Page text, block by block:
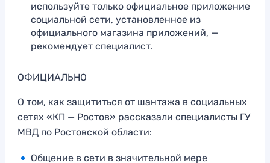
используйте только официальное приложение
социальной сети, установленное из
официального магазина приложений, —
рекомендует специалист.
ОФИЦИАЛЬНО
О том, как защититься от шантажа в социальных
сетях «КП — Ростов» рассказали специалисты ГУ
МВД по Ростовской области:
Общение в сети в значительной мере